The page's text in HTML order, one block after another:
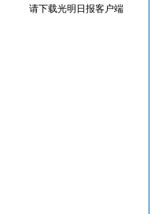
请下载光明日报客户端